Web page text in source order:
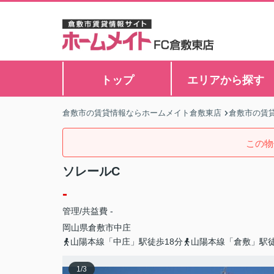
トップ エリアから探す
倉敷市の賃貸情報ならホームメイト倉敷東店 倉敷市の賃
この
ソレールC
-
管理/共益費 -
岡山県倉敷市中庄
山陽本線「中庄」駅徒歩18分
山陽本線「倉敷」駅
1/3